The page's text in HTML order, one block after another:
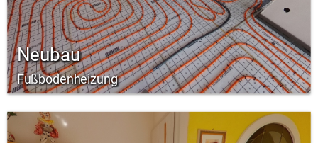
Neubau
Fußbodenheizung